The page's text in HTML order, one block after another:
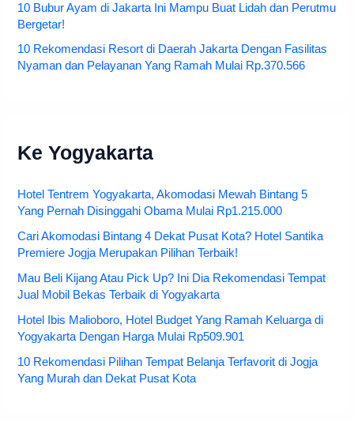
10 Bubur Ayam di Jakarta Ini Mampu Buat Lidah dan Perutmu
Bergetar!
10 Rekomendasi Resort di Daerah Jakarta Dengan Fasilitas
Nyaman dan Pelayanan Yang Ramah Mulai Rp.370.566
Ke Yogyakarta
Hotel Tentrem Yogyakarta, Akomodasi Mewah Bintang 5
Yang Pernah Disinggahi Obama Mulai Rp1.215.000
Cari Akomodasi Bintang 4 Dekat Pusat Kota? Hotel Santika
Premiere Jogja Merupakan Pilihan Terbaik!
Mau Beli Kijang Atau Pick Up? Ini Dia Rekomendasi Tempat
Jual Mobil Bekas Terbaik di Yogyakarta
Hotel Ibis Malioboro, Hotel Budget Yang Ramah Keluarga di
Yogyakarta Dengan Harga Mulai Rp509.901
10 Rekomendasi Pilihan Tempat Belanja Terfavorit di Jogja
Yang Murah dan Dekat Pusat Kota